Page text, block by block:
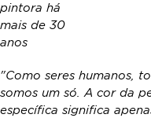
pintora há
mais de 30
anos
"Como seres humanos,
somos um só. A cor da
específica significa